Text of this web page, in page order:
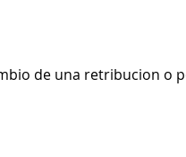
de una retribucion o